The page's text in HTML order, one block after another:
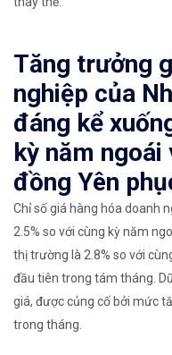
Tăng trưởng
nghiệp của
đáng kể
kỳ năm
đồng Yên
Chỉ số giá hàng hóa doanh
2.5% so với cùng kỳ năm
thị trường là 2.8% so với
đầu tiên trong tám tháng.
giá, được củng cố bởi mức
trong tháng.